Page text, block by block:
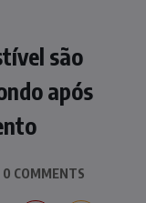
são
após
0 COMMENTS